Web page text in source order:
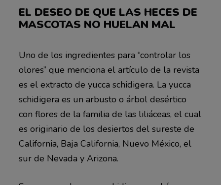
EL DESEO DE QUE LAS HECES DE
MASCOTAS NO HUELAN MAL
Uno de los ingredientes para “controlar los
olores” que menciona el artículo de la revista
es el extracto de yucca schidigera. La yucca
schidigera es un arbusto o árbol desértico
con flores de la familia de las liliáceas, el cual
es originario de los desiertos del sureste de
California, Baja California, Nuevo México, el
sur de Nevada y Arizona.